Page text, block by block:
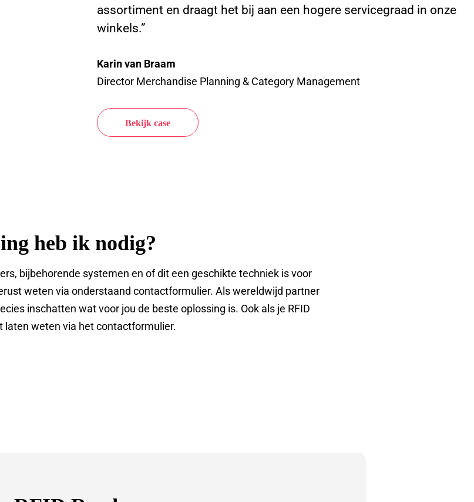
assortiment en draagt het bij aan een hogere servicegraad in onze
winkels.”
Karin van Braam
Director Merchandise Planning & Category Management
Bekijk case
heb ik nodig?
bijbehorende systemen en of dit een geschikte techniek is voor
weten via onderstaand contactformulier. Als wereldwijd partner
inschatten wat voor jou de beste oplossing is. Ook als je RFID
laten weten via het contactformulier.